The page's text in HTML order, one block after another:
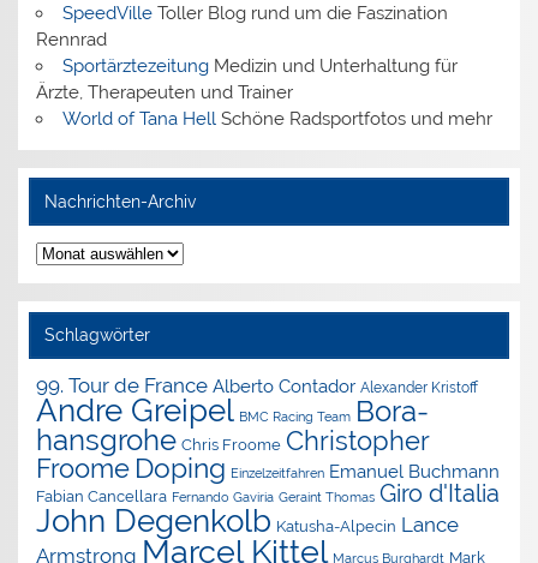
SpeedVilleToller Blog rund um die Faszination
Rennrad
SportärztezeitungMedizin und Unterhaltung für
Ärzte, Therapeuten und Trainer
World of Tana HellSchöne Radsportfotos und mehr
Nachrichten-Archiv
Nachrichten-
Archiv
Schlagwörter
99. Tour de France Alberto Contador Alexander Kristoff
Andre Greipel BMC Racing Team Bora-
hansgrohe Chris Froome Christopher
Froome Doping Einzelzeitfahren Emanuel Buchmann
Fabian Cancellara Fernando Gaviria Geraint Thomas Giro d'Italia
John Degenkolb Katusha-Alpecin Lance
Armstrong Marcel Kittel Marcus Burghardt Mark